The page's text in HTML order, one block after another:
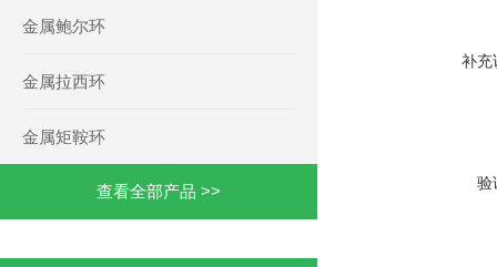
金属鲍尔环
金属拉西环
金属矩鞍环
查看全部产品 >>
补充
验